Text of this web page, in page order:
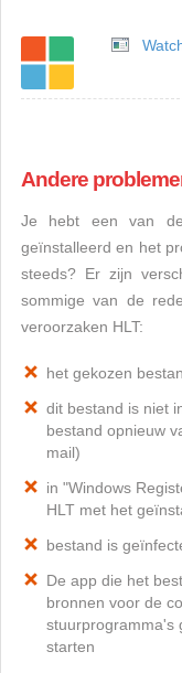
Andere
Je hebt een van de
geïnstalleerd en het
steeds? Er zijn
sommige van de
veroorzaken HLT:
het gekozen
dit bestand is niet
bestand opnieuw
mail)
in "Windows
HLT met het
bestand is
De app die het
bronnen voor de
stuurprogramma's
starten